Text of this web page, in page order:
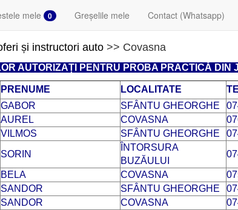
mele 0 Greșelile mele Contact (Whatsapp)
și instructori auto >> Covasna
AUTORIZAȚI PENTRU PROBA PRACTICĂ DIN
PRENUME LOCALITATE
GABOR SFÂNTU GHEORGHE
AUREL COVASNA
VILMOS SFÂNTU GHEORGHE
SORIN
ÎNTORSURA
BUZĂULUI
BELA COVASNA
SANDOR SFÂNTU GHEORGHE
SANDOR COVASNA